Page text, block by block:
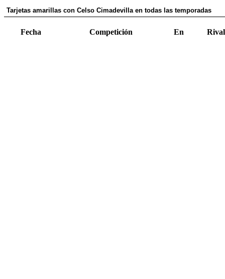
Tarjetas amarillas con Celso Cimadevilla en todas las temporadas
Fecha Competición En Rival